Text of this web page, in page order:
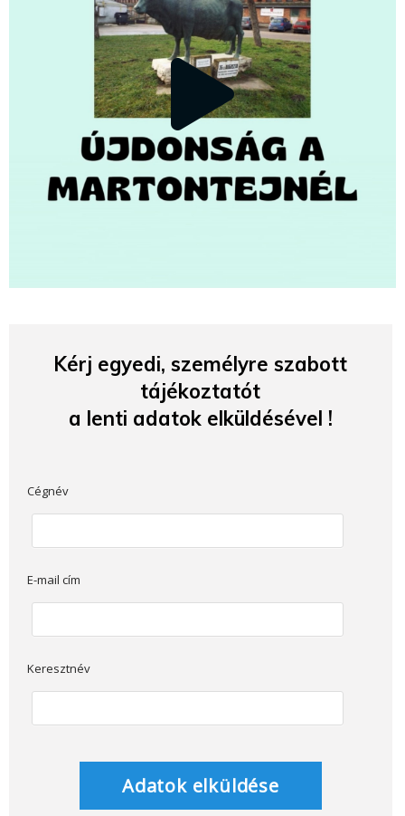
Kérj egyedi, személyre szabott
tájékoztatót
a lenti adatok elküldésével !
Cégnév
E-mail cím
Keresztnév
Adatok elküldése